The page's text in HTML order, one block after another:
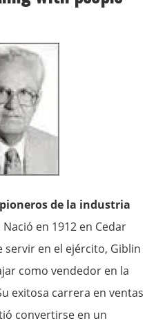
pioneros de la industria
Nació en 1912 en Cedar
servir en el ejército, Giblin
como vendedor en la
exitosa carrera en ventas
convertirse en un